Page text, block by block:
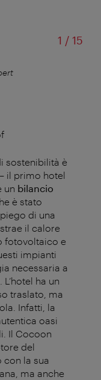
1 /di
15
sostenibilità è
– il primo hotel
un bilancio
è stato
di una
il calore
fotovoltaico e
impianti
necessaria a
L’hotel ha un
traslato, ma
Infatti, la
oasi
Il Cocoon
del
con la sua
ma anche